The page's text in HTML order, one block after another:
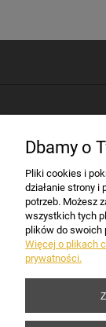
Dbamy o
Pliki cookies i
działanie strony
potrzeb. Możesz
wszystkich tych
plików do swoich
Więcej o plikach
prywatności.